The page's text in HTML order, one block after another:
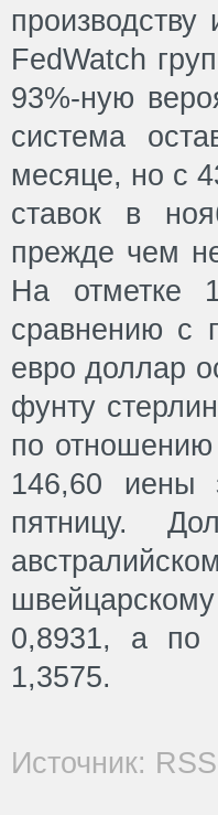
FedWatch
93%-ную
система
месяце, но с
ставок в
прежде чем
На отметке
сравнению с
евро доллар
фунту
по отношению
146,60 иены
пятницу.
0,8931, а по
1,3575.
Источник: